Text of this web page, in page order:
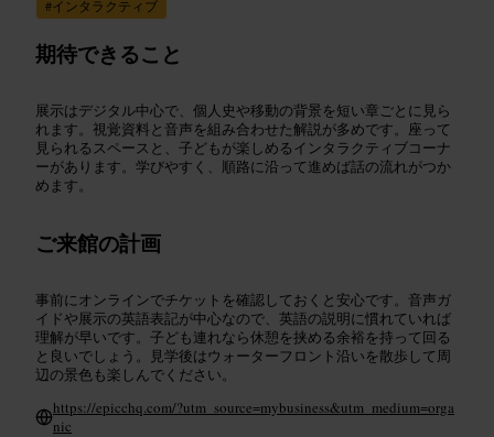
#インタラクティブ
期待できること
展示はデジタル中心で、個人史や移動の背景を短い章ごとに見ら
れます。視覚資料と音声を組み合わせた解説が多めです。座って
見られるスペースと、子どもが楽しめるインタラクティブコーナ
ーがあります。学びやすく、順路に沿って進めば話の流れがつか
めます。
ご来館の計画
事前にオンラインでチケットを確認しておくと安心です。音声ガ
イドや展示の英語表記が中心なので、英語の説明に慣れていれば
理解が早いです。子ども連れなら休憩を挟める余裕を持って回る
と良いでしょう。見学後はウォーターフロント沿いを散歩して周
辺の景色も楽しんでください。
https://epicchq.com/?utm_source=mybusiness&utm_medium=orga
nic